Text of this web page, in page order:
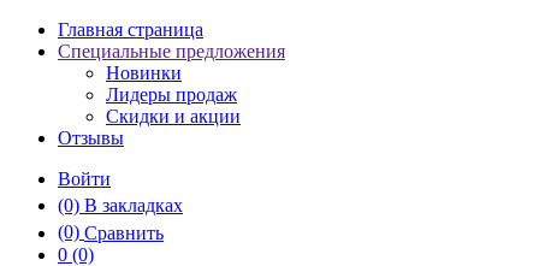
Главная страница
Специальные предложения
Новинки
Лидеры продаж
Скидки и акции
Отзывы
Войти
(0) В закладках
(0) Сравнить
0 (0)